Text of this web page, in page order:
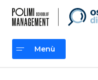
contenuto
Menù